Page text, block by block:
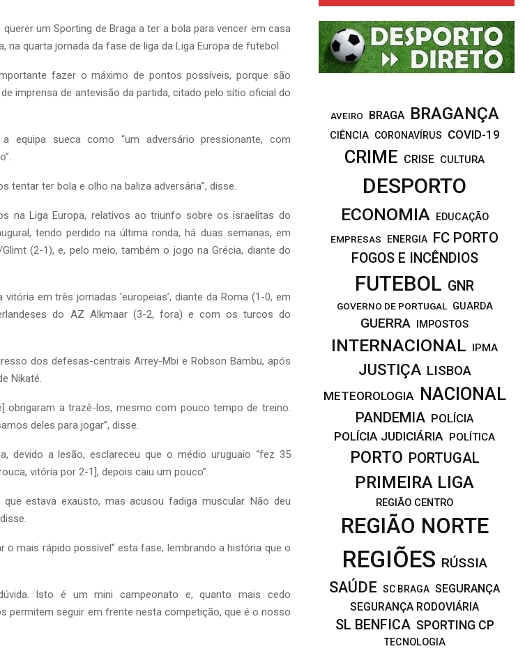
um Sporting de Braga a ter a bola para vencer em casa
na quarta jornada da fase de liga da Liga Europa de futebol.
fazer o máximo de pontos possíveis, porque são
imprensa de antevisão da partida, citado pelo sítio oficial do
equipa sueca como “um adversário pressionante, com
tentar ter bola e olho na baliza adversária”, disse.
na Liga Europa, relativos ao triunfo sobre os israelitas do
tendo perdido na última ronda, há duas semanas, em
(2-1), e, pelo meio, também o jogo na Grécia, diante do
em três jornadas ‘europeias’, diante da Roma (1-0, em
do AZ Alkmaar (3-2, fora) e com os turcos do
dos defesas-centrais Arrey-Mbi e Robson Bambu, após
Nikaté.
obrigaram a trazê-los, mesmo com pouco tempo de treino.
deles para jogar”, disse.
devido a lesão, esclareceu que o médio uruguaio “fez 35
vitória por 2-1], depois caiu um pouco”.
estava exausto, mas acusou fadiga muscular. Não deu
o mais rápido possível” esta fase, lembrando a história que o
Isto é um mini campeonato e, quanto mais cedo
permitem seguir em frente nesta competição, que é o nosso
o
r
:
R
C
H
AVEIRO BRAGA BRAGANÇA
CIÊNCIA CORONAVÍRUS COVID-19
CRIME CRISE CULTURA
DESPORTO
ECONOMIA
EDUCAÇÃO
EMPRESAS
ENERGIA FC PORTO
FOGOS E INCÊNDIOS
FUTEBOL GNR
GOVERNO DE PORTUGAL GUARDA
GUERRA IMPOSTOS
INTERNACIONAL IPMA
JUSTIÇA LISBOA
METEOROLOGIA NACIONAL
PANDEMIA POLÍCIA
POLÍCIA JUDICIÁRIA POLÍTICA
PORTO PORTUGAL
PRIMEIRA LIGA
REGIÃO CENTRO
REGIÃO NORTE
REGIÕES RÚSSIA
SAÚDE SC BRAGA SEGURANÇA
SEGURANÇA RODOVIÁRIA
SL BENFICA SPORTING CP
TECNOLOGIA